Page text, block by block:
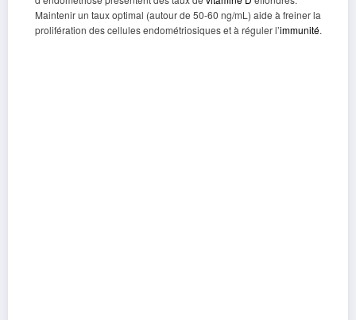
Maintenir un taux optimal (autour de 50-60 ng/mL) aide à freiner la
prolifération des cellules endométriosiques et à réguler l’immunité.